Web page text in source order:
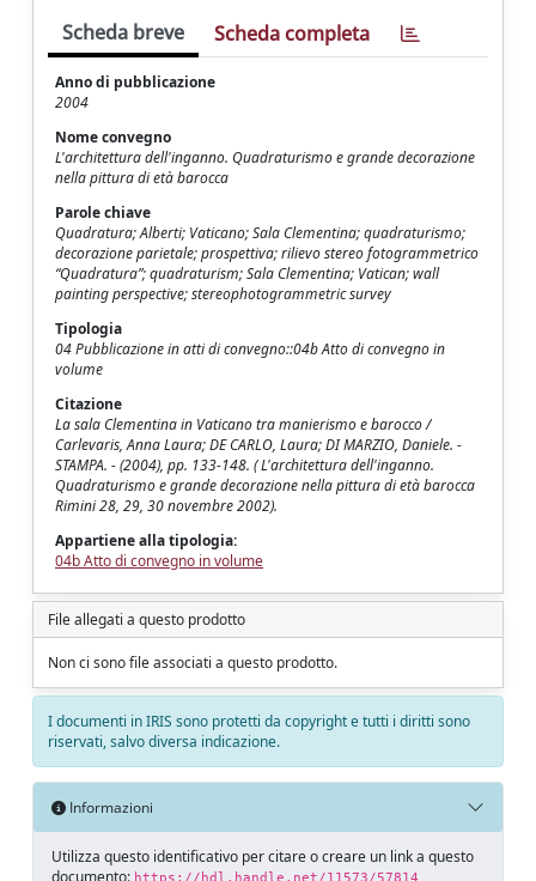
Scheda breve Scheda completa
Anno di pubblicazione
2004
Nome convegno
L'architettura dell'inganno. Quadraturismo e grande decorazione
nella pittura di età barocca
Parole chiave
Quadratura; Alberti; Vaticano; Sala Clementina; quadraturismo;
decorazione parietale; prospettiva; rilievo stereo fotogrammetrico
“Quadratura”; quadraturism; Sala Clementina; Vatican; wall
painting perspective; stereophotogrammetric survey
Tipologia
04 Pubblicazione in atti di convegno::04b Atto di convegno in
volume
Citazione
La sala Clementina in Vaticano tra manierismo e barocco /
Carlevaris, Anna Laura; DE CARLO, Laura; DI MARZIO, Daniele. -
STAMPA. - (2004), pp. 133-148. ( L'architettura dell'inganno.
Quadraturismo e grande decorazione nella pittura di età barocca
Rimini 28, 29, 30 novembre 2002).
Appartiene alla tipologia:
04b Atto di convegno in volume
File allegati a questo prodotto
Non ci sono file associati a questo prodotto.
I documenti in IRIS sono protetti da copyright e tutti i diritti sono
riservati, salvo diversa indicazione.
Informazioni
Utilizza questo identificativo per citare o creare un link a questo
https://hdl.handle.net/11573/57814